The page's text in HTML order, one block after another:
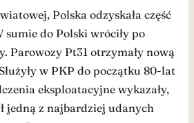
Polska odzyskała część
sumie do Polski wróciły po
Parowozy Pt31 otrzymały nową
w PKP do początku 80-lat
eksploatacyjne wykazały,
jedną z najbardziej udanych